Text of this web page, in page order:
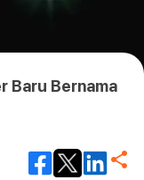
Baru Bernama